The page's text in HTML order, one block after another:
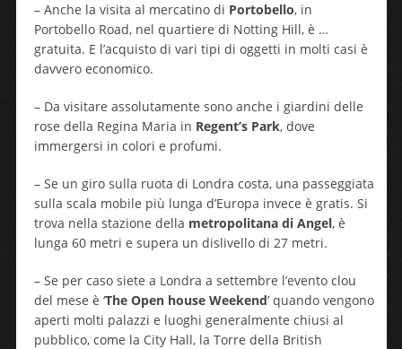
– Anche la visita al mercatino di Portobello, in
Portobello Road, nel quartiere di Notting Hill, è …
gratuita. E l’acquisto di vari tipi di oggetti in molti casi è
davvero economico.
– Da visitare assolutamente sono anche i giardini delle
rose della Regina Maria in Regent’s Park, dove
immergersi in colori e profumi.
– Se un giro sulla ruota di Londra costa, una passeggiata
sulla scala mobile più lunga d’Europa invece è gratis. Si
trova nella stazione della metropolitana di Angel, è
lunga 60 metri e supera un dislivello di 27 metri.
– Se per caso siete a Londra a settembre l’evento clou
del mese è ‘The Open house Weekend’ quando vengono
aperti molti palazzi e luoghi generalmente chiusi al
pubblico, come la City Hall, la Torre della British